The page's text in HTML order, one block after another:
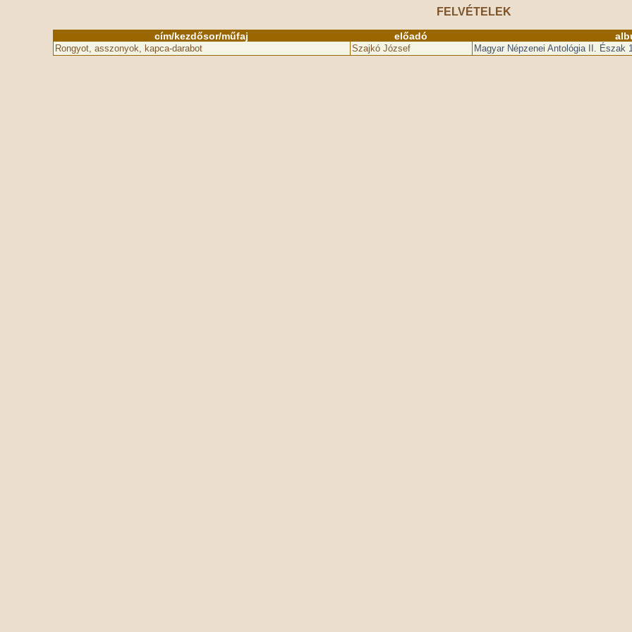
FELVÉTELEK
cím/kezdősor/műfaj előadó
Rongyot, asszonyok, kapca-darabot Szajkó József Magyar Népzenei Antológia II. Észak